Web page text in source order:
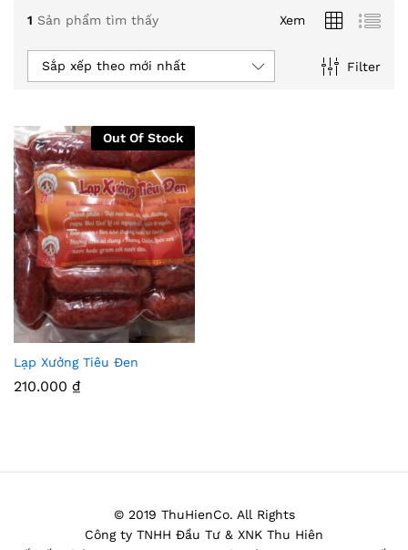
1 Sản phẩm tìm thấy Xem
Filter
Sắp xếp theo mới nhất
Out Of Stock
Thê
h
Lạp Xưởng Tiêu Đen
210.000 ₫
© 2019 ThuHienCo. All Rights
Công ty TNHH Đầu Tư & XNK Thu Hiên